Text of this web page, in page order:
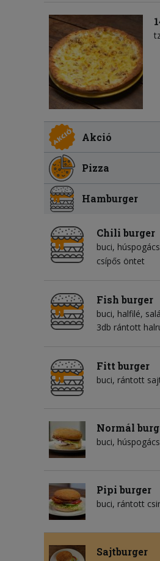
Akció
Pizza
Hamburger
Chili burger
buci
csípős öntet
Fish burger
buci halfilé
3db rántott
Fitt burger
buci rántott
Normál
buci
Pipi burger
buci rántott
Sajtburger